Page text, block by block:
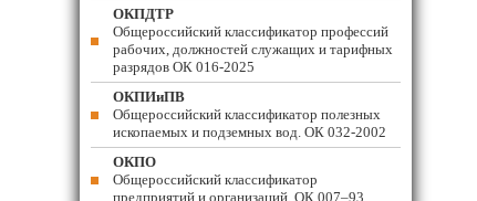
ОКПДТР
Общероссийский классификатор профессий
рабочих, должностей служащих и тарифных
разрядов ОК 016-2025
ОКПИиПВ
Общероссийский классификатор полезных
ископаемых и подземных вод. ОК 032-2002
ОКПО
Общероссийский классификатор
предприятий и организаций. ОК 007–93